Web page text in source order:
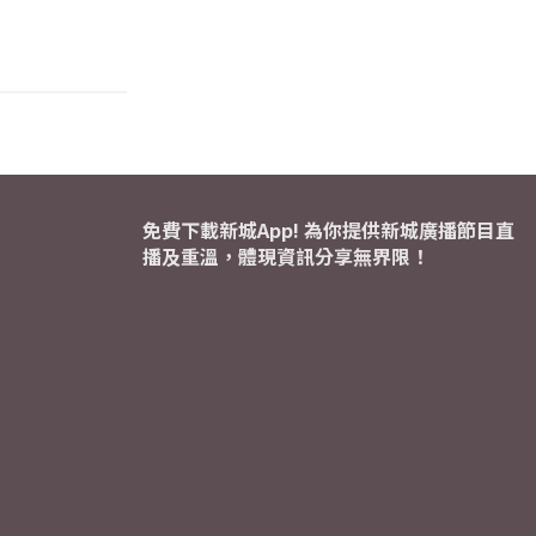
免費下載新城App! 為你提供新城廣播節目直
播及重溫，體現資訊分享無界限！